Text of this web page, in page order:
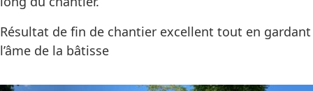
Résultat de fin de chantier excellent tout en gardant
l’âme de la bâtisse